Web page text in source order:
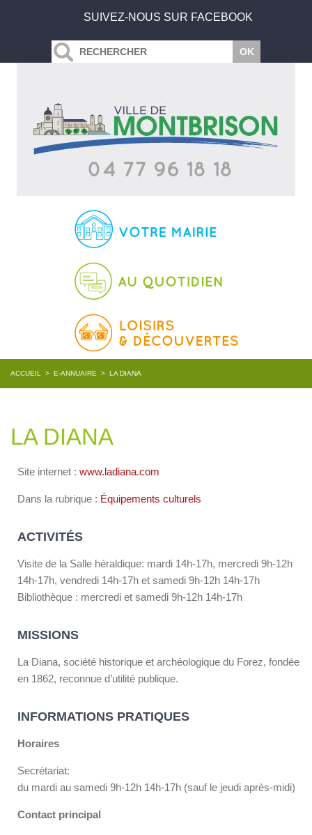
SUIVEZ-NOUS SUR FACEBOOK
ACCUEIL > E-ANNUAIRE > LA DIANA
LA DIANA
Site internet : www.ladiana.com
Dans la rubrique : Équipements culturels
ACTIVITÉS
Visite de la Salle héraldique: mardi 14h-17h, mercredi 9h-12h
14h-17h, vendredi 14h-17h et samedi 9h-12h 14h-17h
Bibliothèque : mercredi et samedi 9h-12h 14h-17h
MISSIONS
La Diana, société historique et archéologique du Forez, fondée
en 1862, reconnue d’utilité publique.
INFORMATIONS PRATIQUES
Horaires
Secrétariat:
du mardi au samedi 9h-12h 14h-17h (sauf le jeudi après-midi)
Contact principal